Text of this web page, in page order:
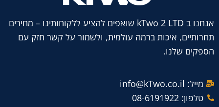
אנחנו ב kTwo 2 LTD שואפים להציע ללקוחותינו – מחירים
תחרותיים, איכות ברמה עולמית, ולשמור על קשר חזק עם
הספקים שלנו.
מייל: info@kTwo.co.il
טלפון: 08-6191922